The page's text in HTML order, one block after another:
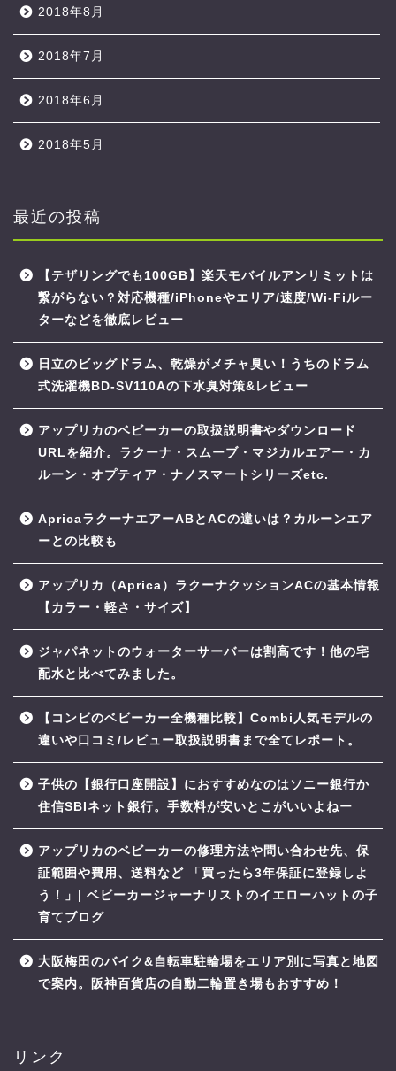
2018年8月
2018年7月
2018年6月
2018年5月
最近の投稿
【テザリングでも100GB】楽天モバイルアンリミットは
繋がらない？対応機種/iPhoneやエリア/速度/Wi-Fiルー
ターなどを徹底レビュー
日立のビッグドラム、乾燥がメチャ臭い！うちのドラム
式洗濯機BD-SV110Aの下水臭対策&レビュー
アップリカのベビーカーの取扱説明書やダウンロード
URLを紹介。ラクーナ・スムーブ・マジカルエアー・カ
ルーン・オプティア・ナノスマートシリーズetc.
ApricaラクーナエアーABとACの違いは？カルーンエア
ーとの比較も
アップリカ（Aprica）ラクーナクッションACの基本情報
【カラー・軽さ・サイズ】
ジャパネットのウォーターサーバーは割高です！他の宅
配水と比べてみました。
【コンビのベビーカー全機種比較】Combi人気モデルの
違いや口コミ/レビュー取扱説明書まで全てレポート。
子供の【銀行口座開設】におすすめなのはソニー銀行か
住信SBIネット銀行。手数料が安いとこがいいよねー
アップリカのベビーカーの修理方法や問い合わせ先、保
証範囲や費用、送料など 「買ったら3年保証に登録しよ
う！」| ベビーカージャーナリストのイエローハットの子
育てブログ
大阪梅田のバイク&自転車駐輪場をエリア別に写真と地図
で案内。阪神百貨店の自動二輪置き場もおすすめ！
リンク